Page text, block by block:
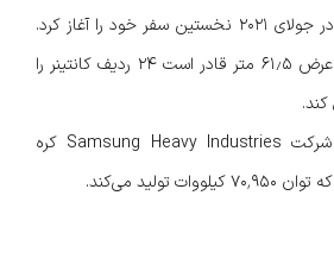
کانتینربر جهان است که در جولای ۲۰۲۱ نخستین سفر خود را آغاز کرد.
این غول ۳۹۹٫۹ متری با عرض ۶۱٫۵ متر قادر است ۲۴ ردیف کانتینر را
این کشتی باری توسط شرکت Samsung Heavy Industries کره
می‌کند.